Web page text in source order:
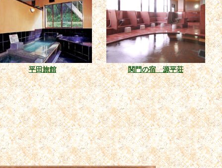
平田旅館 関門の宿 源平荘